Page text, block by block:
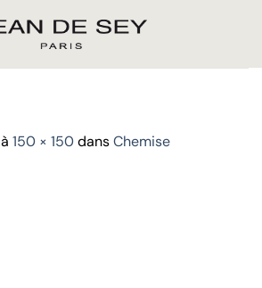
à 150 × 150dansChemise